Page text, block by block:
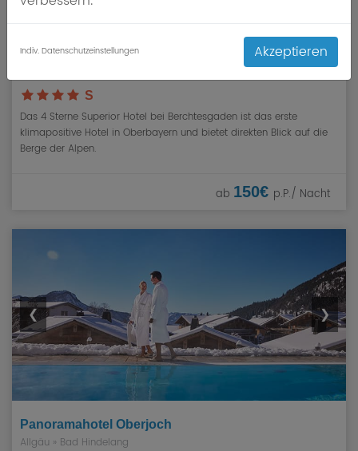
Berghotel Rehlegg
S
Das 4 Sterne Superior Hotel bei Berchtesgaden ist das erste
klimapositive Hotel in Oberbayern und bietet direkten Blick auf die
Berge der Alpen.
ab 150€ p.P./ Nacht
❮ ❯
Panoramahotel Oberjoch
Allgäu » Bad Hindelang
Indiv. Datenschutzeinstellungen Akzeptieren